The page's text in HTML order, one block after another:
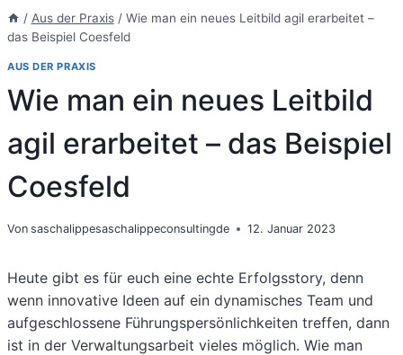
/ Aus der Praxis / Wie man ein neues Leitbild agil erarbeitet –
das Beispiel Coesfeld
AUS DER PRAXIS
Wie man ein neues Leitbild
agil erarbeitet – das Beispiel
Coesfeld
Von saschalippesaschalippeconsultingde 12. Januar 2023
Heute gibt es für euch eine echte Erfolgsstory, denn
wenn innovative Ideen auf ein dynamisches Team und
aufgeschlossene Führungspersönlichkeiten treffen, dann
ist in der Verwaltungsarbeit vieles möglich. Wie man